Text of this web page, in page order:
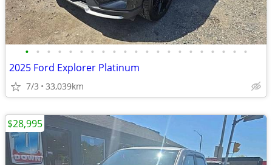
• • • • • • • • • • • • • • • • • • • • •
2025 Ford Explorer Platinum
7/3 33,039km
$28,995